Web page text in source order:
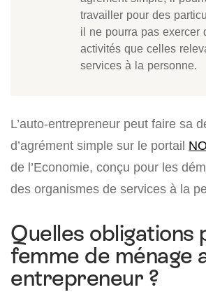
travailler pour des
il ne pourra pas exercer
activités que celles
services à la personne.
L’auto-entrepreneur peut faire sa
d’agrément simple sur le portail
de l’Economie, conçu pour les
des organismes de services à la
Quelles obligations
femme de ménage
entrepreneur ?